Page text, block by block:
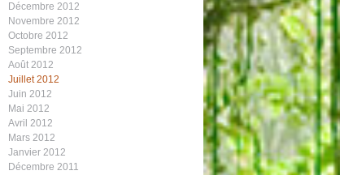
Décembre 2012
Novembre 2012
Octobre 2012
Septembre 2012
Août 2012
Juillet 2012
Juin 2012
Mai 2012
Avril 2012
Mars 2012
Janvier 2012
Décembre 2011